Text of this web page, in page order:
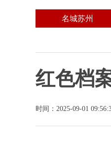
名城苏州
红色档
时间：2025-09-01